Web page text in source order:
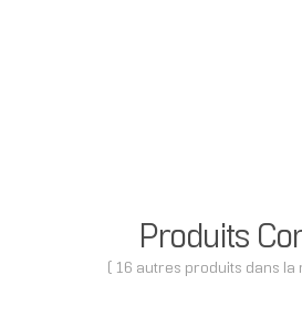
Produits
( 16 autres produits dans